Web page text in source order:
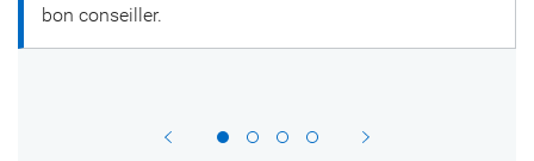
bon conseiller.